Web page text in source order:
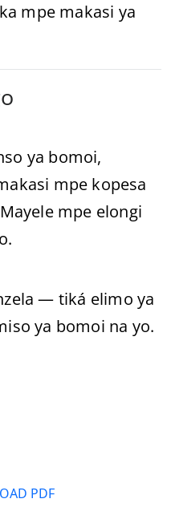
mpe makasi ya
ya bomoi,
mpe kopesa
mpe elongi
— tiká elimo ya
ya bomoi na yo.
PDF